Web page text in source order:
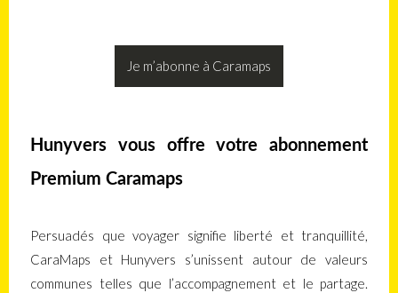
Je m’abonne à Caramaps
Hunyvers vous offre votre abonnement
Premium Caramaps
Persuadés que voyager signifie liberté et tranquillité,
CaraMaps et Hunyvers s’unissent autour de valeurs
communes telles que l’accompagnement et le partage.